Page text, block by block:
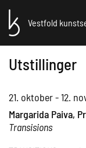
Vestfold
Utstillinger
21. oktober - 12.
Margarida Paiva,
Transisions